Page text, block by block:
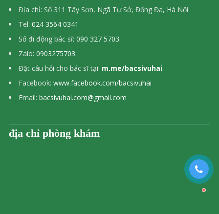
Địa chỉ: Số 311 Tây Sơn, Ngã Tư Sở, Đống Đa, Hà Nội
Tel: 024 3564 0341
Số đi động bác sĩ: 090 327 5703
Zalo: 0903275703
Đặt câu hỏi cho bác sĩ tại: m.me/bacsivuhai
Facebook: www.facebook.com/bacsivuhai
Email: bacsivuhai.com@gmail.com
địa chỉ phòng khám